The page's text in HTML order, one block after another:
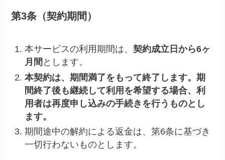
第3条（契約期間）
本サービスの利用期間は、契約成立日から6ヶ
月間 とします。
本契約は、期間満了をもって終了します。期
間終了後も継続して利用を希望する場合、利
用者は再度申し込みの手続きを行うものとし
ます。
期間途中の解約による返金は、第6条に基づき
一切行わないものとします。